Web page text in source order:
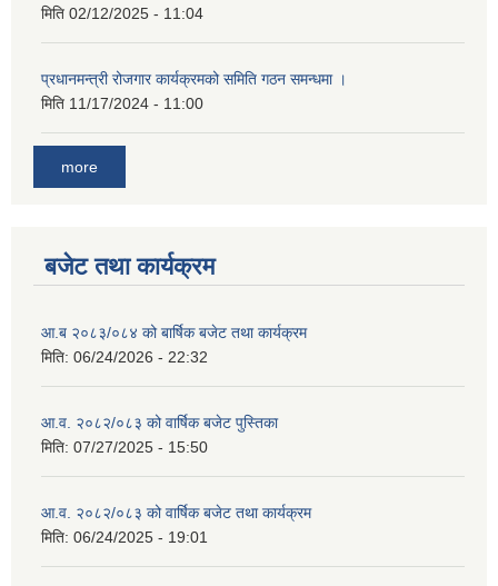
मिति 02/12/2025 - 11:04
प्रधानमन्त्री रोजगार कार्यक्रमको समिति गठन समन्धमा ।
मिति 11/17/2024 - 11:00
more
बजेट तथा कार्यक्रम
आ.ब २०८३/०८४ को बार्षिक बजेट तथा कार्यक्रम
मिति: 06/24/2026 - 22:32
आ.व. २०८२/०८३ को वार्षिक बजेट पुस्तिका
मिति: 07/27/2025 - 15:50
आ.व. २०८२/०८३ को वार्षिक बजेट तथा कार्यक्रम
मिति: 06/24/2025 - 19:01